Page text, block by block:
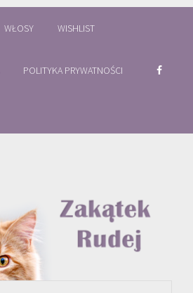
WŁOSY WISHLIST
POLITYKA PRYWATNOŚCI